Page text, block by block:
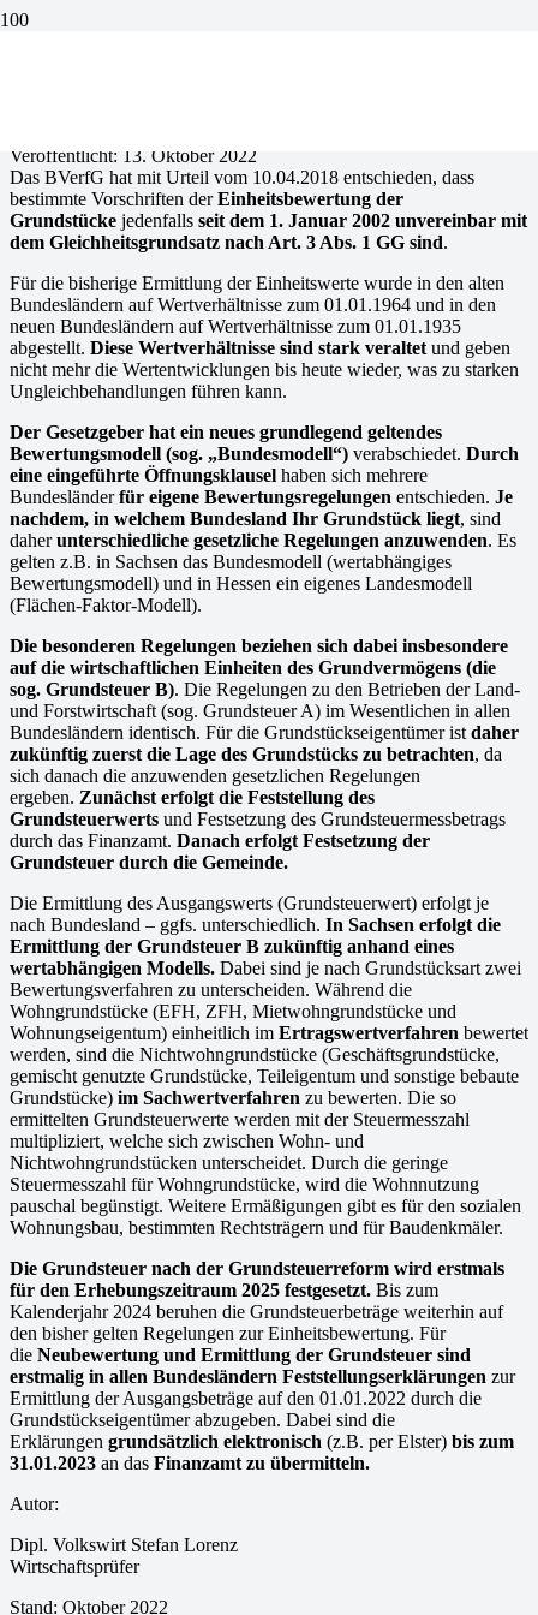
Veröffentlicht: 13. Oktober 2022
Das BVerfG hat mit Urteil vom 10.04.2018 entschieden, dass
bestimmte Vorschriften derEinheitsbewertung der
Grundstücke jedenfalls seit dem 1. Januar 2002 unvereinbar mit
dem Gleichheitsgrundsatz nach Art. 3 Abs. 1 GG sind.
Für die bisherige Ermittlung der Einheitswerte wurde in den alten
Bundesländern auf Wertverhältnisse zum 01.01.1964 und in den
neuen Bundesländern auf Wertverhältnisse zum 01.01.1935
abgestellt. Diese Wertverhältnisse sind stark veraltet und geben
nicht mehr die Wertentwicklungen bis heute wieder, was zu starken
Ungleichbehandlungen führen kann.
Der Gesetzgeber hat ein neues grundlegend geltendes
Bewertungsmodell (sog. „Bundesmodell“) verabschiedet. Durch
eine eingeführte Öffnungsklausel haben sich mehrere
Bundesländerfür eigene Bewertungsregelungen entschieden. Je
nachdem, in welchem Bundesland Ihr Grundstück liegt, sind
daherunterschiedliche gesetzliche Regelungen anzuwenden. Es
gelten z.B. in Sachsen das Bundesmodell (wertabhängiges
Bewertungsmodell) und in Hessen ein eigenes Landesmodell
(Flächen-Faktor-Modell).
Die besonderen Regelungen beziehen sich dabei insbesondere
auf die wirtschaftlichen Einheiten des Grundvermögens (die
sog. Grundsteuer B). Die Regelungen zu den Betrieben der Land-
und Forstwirtschaft (sog. Grundsteuer A) im Wesentlichen in allen
Bundesländern identisch. Für die Grundstückseigentümer ist daher
zukünftig zuerst die Lage des Grundstücks zu betrachten, da
sich danach die anzuwenden gesetzlichen Regelungen
ergeben. Zunächst erfolgt die Feststellung des
Grundsteuerwerts und Festsetzung des Grundsteuermessbetrags
durch das Finanzamt. Danach erfolgt Festsetzung der
Grundsteuer durch die Gemeinde.
Die Ermittlung des Ausgangswerts (Grundsteuerwert) erfolgt je
nach Bundesland – ggfs. unterschiedlich. In Sachsen erfolgt die
Ermittlung der Grundsteuer B zukünftig anhand eines
wertabhängigen Modells. Dabei sind je nach Grundstücksart zwei
Bewertungsverfahren zu unterscheiden. Während die
Wohngrundstücke (EFH, ZFH, Mietwohngrundstücke und
Wohnungseigentum) einheitlich im Ertragswertverfahren bewertet
werden, sind die Nichtwohngrundstücke (Geschäftsgrundstücke,
gemischt genutzte Grundstücke, Teileigentum und sonstige bebaute
Grundstücke) im Sachwertverfahren zu bewerten. Die so
ermittelten Grundsteuerwerte werden mit der Steuermesszahl
multipliziert, welche sich zwischen Wohn- und
Nichtwohngrundstücken unterscheidet. Durch die geringe
Steuermesszahl für Wohngrundstücke, wird die Wohnnutzung
pauschal begünstigt. Weitere Ermäßigungen gibt es für den sozialen
Wohnungsbau, bestimmten Rechtsträgern und für Baudenkmäler.
Die Grundsteuer nach der Grundsteuerreform wird erstmals
für den Erhebungszeitraum 2025 festgesetzt. Bis zum
Kalenderjahr 2024 beruhen die Grundsteuerbeträge weiterhin auf
den bisher gelten Regelungen zur Einheitsbewertung. Für
die Neubewertung und Ermittlung der Grundsteuer sind
erstmalig in allen Bundesländern Feststellungserklärungen zur
Ermittlung der Ausgangsbeträge auf den 01.01.2022 durch die
Grundstückseigentümer abzugeben. Dabei sind die
Erklärungen grundsätzlich elektronisch (z.B. per Elster) bis zum
31.01.2023 an das Finanzamt zu übermitteln.
Autor:
Dipl. Volkswirt Stefan Lorenz
Wirtschaftsprüfer
Stand: Oktober 2022